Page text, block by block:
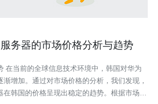
务器的市场价格分析与趋势
在当前的全球信息技术环境中，韩国对华为
渐增加。通过对市场价格的分析，我们发现，
韩国的价格呈现出稳定的趋势。根据市场调